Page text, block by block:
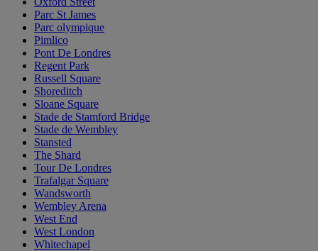
Parc St James
Parc olympique
Pimlico
Pont De Londres
Regent Park
Russell Square
Shoreditch
Sloane Square
Stade de Stamford Bridge
Stade de Wembley
Stansted
The Shard
Tour De Londres
Trafalgar Square
Wandsworth
Wembley Arena
West End
West London
Whitechapel